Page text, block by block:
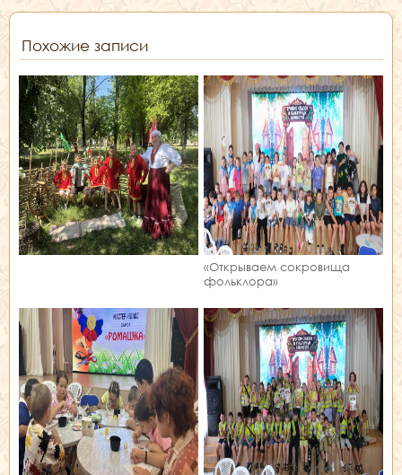
Похожие записи
«Открываем сокровища
фольклора»